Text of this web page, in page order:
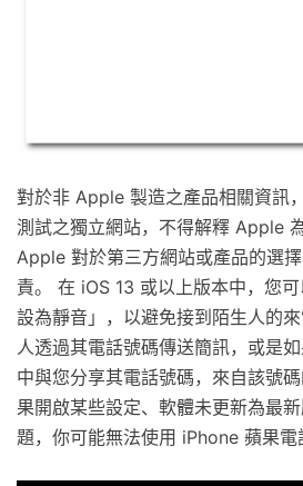
對於非 Apple 製造之產品相關資訊
測試之獨立網站，不得解釋 Apple
Apple 對於第三方網站或產品的選
責。 在 iOS 13 或以上版本中，您
設為靜音」，以避免接到陌生人的
人透過其電話號碼傳送簡訊，或是
中與您分享其電話號碼，來自該號
果開啟某些設定、軟體未更新為最
題，你可能無法使用 iPhone 蘋果電